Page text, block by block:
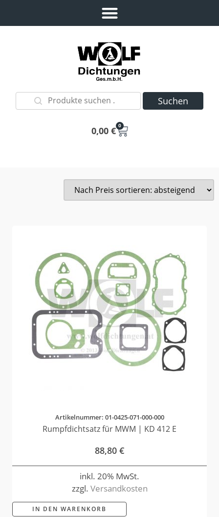
Suchen
0,00 € 0
Artikelnummer: 01-0425-071-000-000
Rumpfdichtsatz für MWM | KD 412 E
88,80 €
inkl. 20% MwSt.
zzgl. Versandkosten
IN DEN WARENKORB